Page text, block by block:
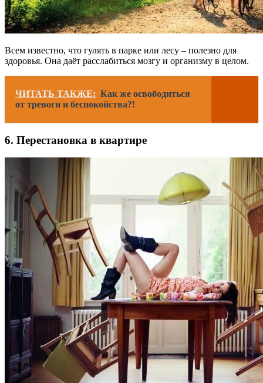
Всем известно, что гулять в парке или лесу – полезно для
здоровья. Она даёт расслабиться мозгу и организму в целом.
ЧИТАТЬ ТАКЖЕ: Как же освободиться
от тревоги и беспокойства?!
6. Перестановка в квартире